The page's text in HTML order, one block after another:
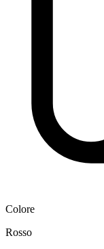
Colore
Rosso